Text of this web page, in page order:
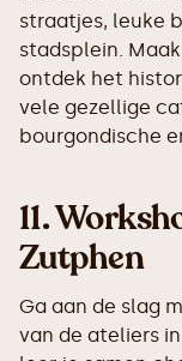
straatjes, leuke
stadsplein.
ontdek het
vele gezellige
bourgondische
11.
Zutphen
Ga aan de slag
van de ateliers